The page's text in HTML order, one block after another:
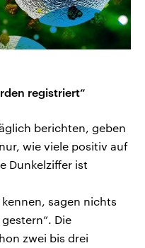
registriert“
berichten, geben
wie viele positiv auf
Dunkelziffer ist
sagen nichts
Die
zwei bis drei